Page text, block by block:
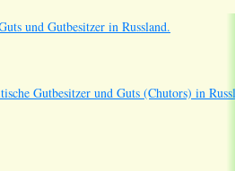
und Gutbesitzer in Russland.
Gutbesitzer und Guts (Chutors) in